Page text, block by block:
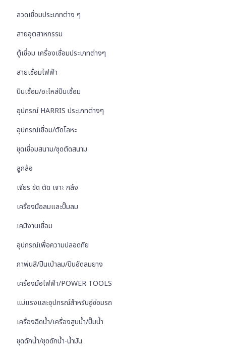
ลวดเชื่อมประเภทต่าง ๆ
สายอุตสาหกรรม
ตู้เชื่อม เครื่องเชื่อมประเภทต่างๆ
สายเชื่อมไฟฟ้า
ปืนเชื่อม/อะไหล่ปืนเชื่อม
อุปกรณ์ HARRIS ประเภทต่างๆ
อุปกรณ์เชื่อม/ตัดโลหะ
ชุดเชื่อมสนาม/ชุดตัดสนาม
ลูกล้อ
เจียร ขัด ตัด เจาะ กลึง
เครื่องมือลมและปั๊มลม
เคมีงานเชื่อม
อุปกรณ์เพื่อความปลอดภัย
กาพ่นสี/ปืนเป่าลม/ปืนอัดลมยาง
เครื่องมือไฟฟ้า/POWER TOOLS
แม่แรงและอุปกรณ์สำหรับอู่ซ่อมรถ
เครื่องฉีดน้ำ/เครื่องสูบน้ำ/ปั๊มน้ำ
ชุดดักน้ำ/ชุดดักน้ำ-น้ำมัน